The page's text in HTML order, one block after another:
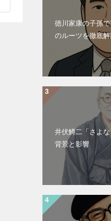
徳川家康の子孫
のルーツを徹底解
井伏鱒二「さよ
背景と影響